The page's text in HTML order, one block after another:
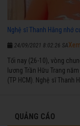
Nghệ sĩ Thanh Hằng nhớ
24/09/2021 8:02:26 SA
Tối nay (26-10), vòng
lương Trần Hữu Trang
(TP HCM). Nghệ sĩ
QUẢNG CÁO